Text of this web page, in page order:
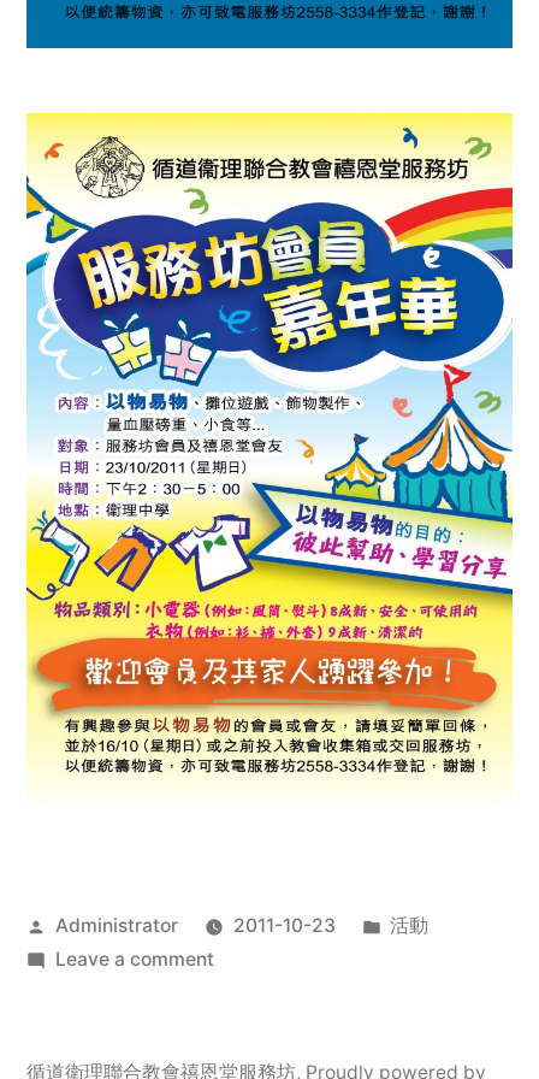
Posted
by
Administrator 2011-10-23
Posted
活動
Leave a commenton
服
循道衛理聯合教會禧恩堂服務坊, Proudly powered by